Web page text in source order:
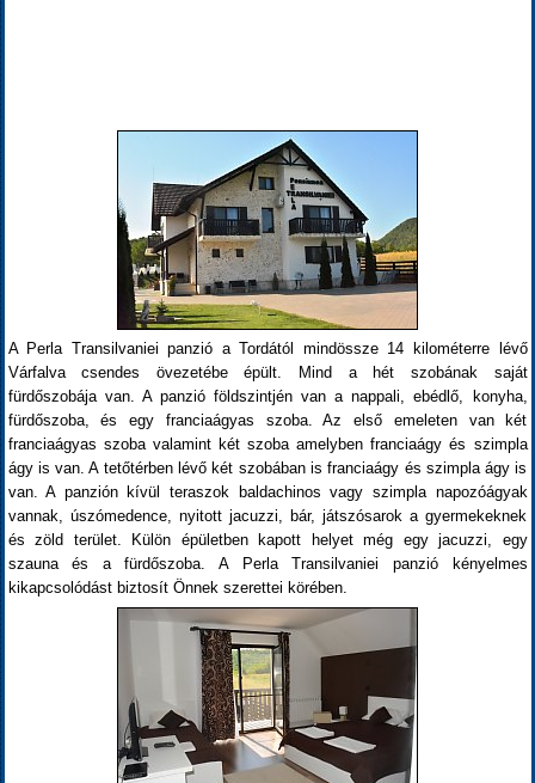
A Perla Transilvaniei panzió a Tordától mindössze 14 kilométerre lévő
Várfalva csendes övezetébe épült. Mind a hét szobának saját
fürdőszobája van. A panzió földszintjén van a nappali, ebédlő, konyha,
fürdőszoba, és egy franciaágyas szoba. Az első emeleten van két
franciaágyas szoba valamint két szoba amelyben franciaágy és szimpla
ágy is van. A tetőtérben lévő két szobában is franciaágy és szimpla ágy is
van. A panzión kívül teraszok baldachinos vagy szimpla napozóágyak
vannak, úszómedence, nyitott jacuzzi, bár, játszósarok a gyermekeknek
és zöld terület. Külön épületben kapott helyet még egy jacuzzi, egy
szauna és a fürdőszoba. A Perla Transilvaniei panzió kényelmes
kikapcsolódást biztosít Önnek szerettei körében.